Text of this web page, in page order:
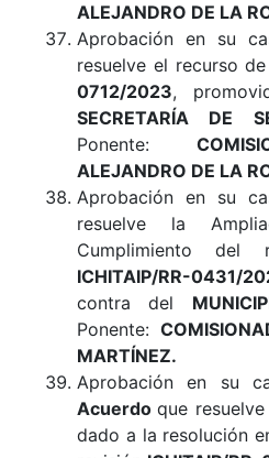
ALEJANDRO DE LA
Aprobación en su
resuelve el recurso
0712/2023,
SECRETARÍA DE
Ponente:
ALEJANDRO DE LA
Aprobación en su
resuelve la
Cumplimiento del
ICHITAIP/RR-0431/
contra del
Ponente:
MARTÍNEZ.
Aprobación en su
Acuerdoque
dado a la resolución